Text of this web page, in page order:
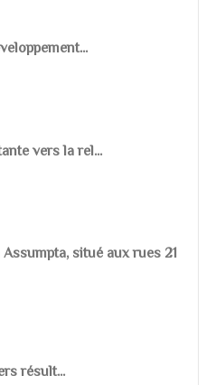
vers la rel...
situé aux rues 21
résult...